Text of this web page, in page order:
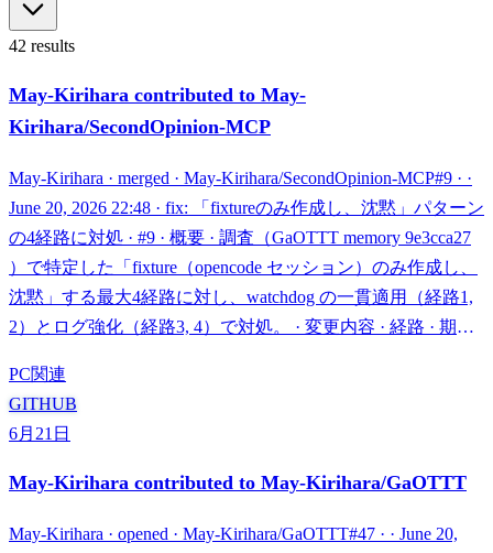
42 results
May-Kirihara contributed to May-
Kirihara/SecondOpinion-MCP
May-Kirihara · merged · May-Kirihara/SecondOpinion-MCP#9 · ·
June 20, 2026 22:48 · fix: 「fixtureのみ作成し、沈黙」パターン
の4経路に対処 · #9 · 概要 · 調査（GaOTTT memory 9e3cca27
）で特定した「fixture（opencode セッション）のみ作成し、
沈黙」する最大4経路に対し、watchdog の一貫適用（経路1,
2）とログ強化（経路3, 4）で対処。 · 変更内容 · 経路 · 期間 ·
PC関連
GITHUB
6月21日
May-Kirihara contributed to May-Kirihara/GaOTTT
May-Kirihara · opened · May-Kirihara/GaOTTT#47 · · June 20,